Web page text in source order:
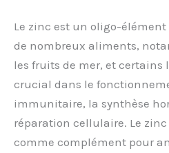
Le zinc est un oligo-
de nombreux aliments,
les fruits de mer, et certains
crucial dans le
immunitaire, la synthèse
réparation cellulaire. Le
comme complément pour